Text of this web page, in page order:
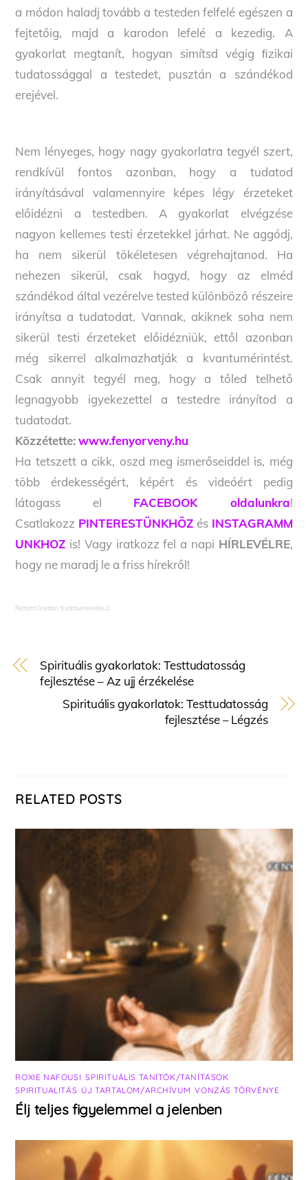
a módon haladj tovább a testeden felfelé egészen a
fejtetőig, majd a karodon lefelé a kezedig. A
gyakorlat megtanít, hogyan simítsd végig ﬁzikai
tudatossággal a testedet, pusztán a szándékod
erejével.
Nem lényeges, hogy nagy gyakorlatra tegyél szert,
rendkívül fontos azonban, hogy a tudatod
irányításával valamennyire képes légy érzeteket
előidézni a testedben. A gyakorlat elvégzése
nagyon kellemes testi érzetekkel járhat. Ne aggódj,
ha nem sikerül tökéletesen végrehajtanod. Ha
nehezen sikerül, csak hagyd, hogy az elméd
szándékod által vezérelve tested különböző részeire
irányítsa a tudatodat. Vannak, akiknek soha nem
sikerül testi érzeteket előidézniük, ettől azonban
még sikerrel alkalmazhatják a kvantumérintést.
Csak annyit tegyél meg, hogy a tőled telhető
legnagyobb igyekezettel a testedre irányítod a
tudatodat.
Közzétette: www.fenyorveny.hu
Ha tetszett a cikk, oszd meg ismerőseiddel is, még
több érdekességért, képért és videóért pedig
látogass el FACEBOOK oldalunkra!
Csatlakozz PINTERESTÜNKHÖZ és INSTAGRAMM
UNKHOZ is! Vagy iratkozz fel a napi HÍRLEVÉLRE,
hogy ne maradj le a friss hírekről!
Richard Gordon: Kvantumérintés 2.
Spirituális gyakorlatok: Testtudatosság
fejlesztése – Az ujj érzékelése
Spirituális gyakorlatok: Testtudatosság
fejlesztése – Légzés
RELATED POSTS
ROXIE NAFOUSI ,SPIRITUÁLIS TANÍTÓK/TANÍTÁSOK
SPIRITUALITÁS ÚJ TARTALOM/ARCHÍVUM ,VONZÁS TÖRVÉNYE
Élj teljes figyelemmel a jelenben